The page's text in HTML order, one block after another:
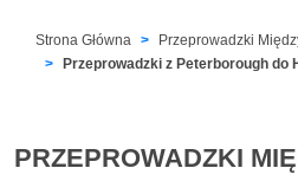
Strona Główna
Przeprowadzki
Przeprowadzki z Peterborough do
PRZEPROWADZKI